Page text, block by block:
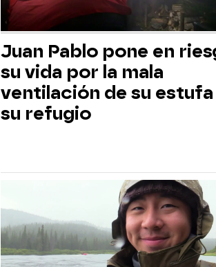
Juan Pablo pone en
su vida por la mala
ventilación de su estufa
su refugio